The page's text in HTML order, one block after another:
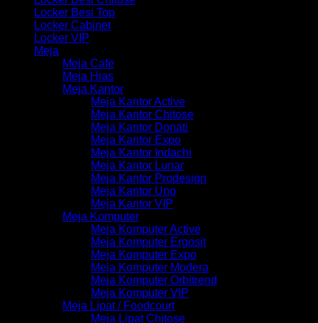
Locker Besi Top
Locker Cabinet
Locker VIP
Meja
Meja Cafe
Meja Hias
Meja Kantor
Meja Kantor Active
Meja Kantor Chitose
Meja Kantor Donati
Meja Kantor Expo
Meja Kantor Indachi
Meja Kantor Lunar
Meja Kantor Prodesign
Meja Kantor Uno
Meja Kantor VIP
Meja Komputer
Meja Komputer Active
Meja Komputer Ergosit
Meja Komputer Expo
Meja Komputer Modera
Meja Komputer Orbitrend
Meja Komputer VIP
Meja Lipat / Foodcourt
Meja Lipat Chitose